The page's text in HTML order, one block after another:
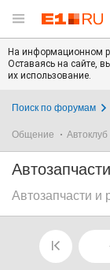
На информационном
Оставаясь на сайте,
их использование.
Поиск по форумам
Общение Автоклуб
Автозапчасти и